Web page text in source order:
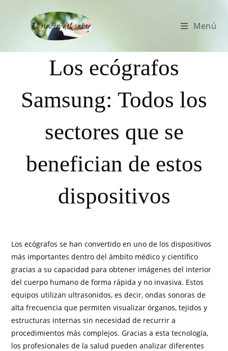
Menú
Los ecógrafos
Samsung: Todos los
sectores que se
benefician de estos
dispositivos
Los ecógrafos se han convertido en uno de los dispositivos
más importantes dentro del ámbito médico y científico
gracias a su capacidad para obtener imágenes del interior
del cuerpo humano de forma rápida y no invasiva. Estos
equipos utilizan ultrasonidos, es decir, ondas sonoras de
alta frecuencia que permiten visualizar órganos, tejidos y
estructuras internas sin necesidad de recurrir a
procedimientos más complejos. Gracias a esta tecnología,
los profesionales de la salud pueden analizar diferentes